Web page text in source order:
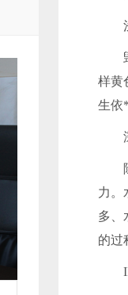
浅
毁
样黄
生依
深
除
力。
多、
的过
III